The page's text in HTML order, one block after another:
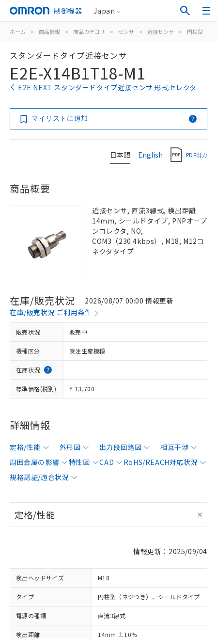
制御機器 Japan
ホーム > 商品情報 > 商品カテゴリ > センサ > 近接センサ > 円柱型
スタンダードタイプ近接センサ
E2E-X14B1T18-M1
E2E NEXT スタンダードタイプ近接センサ 形式セレクタ
マイリストに追加
日本語 English PDF出力
商品概要
近接センサ, 直流3線式, 検出距離
14mm, シールドタイプ, PNPオープ
ンコレクタ, NO,
COM3（230.4kbps）, M18, M12コ
ネクタタイプ
在庫/販売状況
2026/08/07 00:00 情報更新
在庫/販売状況 ご利用条件
販売状況 販売中
機種区分 受注生産機種
在庫状況
標準価格(税別) ¥ 13,700
詳細情報
定格/性能 外形図 出力段回路図
相互干渉
周囲金属の影響
特性図 CAD
RoHS/REACH対応状況
規格認証/適合状況
定格/性能
情報更新：2025/09/04
検出ヘッドサイズ M18
タイプ 円柱型（ネジつき）、シールドタイプ
電源の種類 直流3線式
検出距離 14mm ±10%